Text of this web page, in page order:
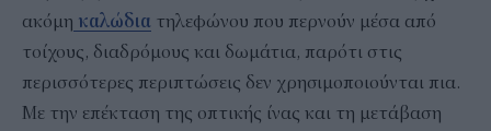
ακόμη καλώδια τηλεφώνου που περνούν μέσα από
τοίχους, διαδρόμους και δωμάτια, παρότι στις
περισσότερες περιπτώσεις δεν χρησιμοποιούνται πια.
Με την επέκταση της οπτικής ίνας και τη μετάβαση